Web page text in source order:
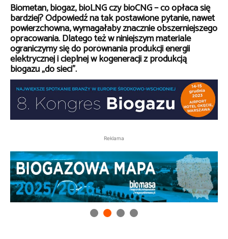
Biometan, biogaz, bioLNG czy bioCNG – co opłaca się
bardziej? Odpowiedź na tak postawione pytanie, nawet
powierzchowna, wymagałaby znacznie obszerniejszego
opracowania. Dlatego też w niniejszym materiale
ograniczymy się do porównania produkcji energii
elektrycznej i cieplnej w kogeneracji z produkcją
biogazu „do sieci”.
Reklama